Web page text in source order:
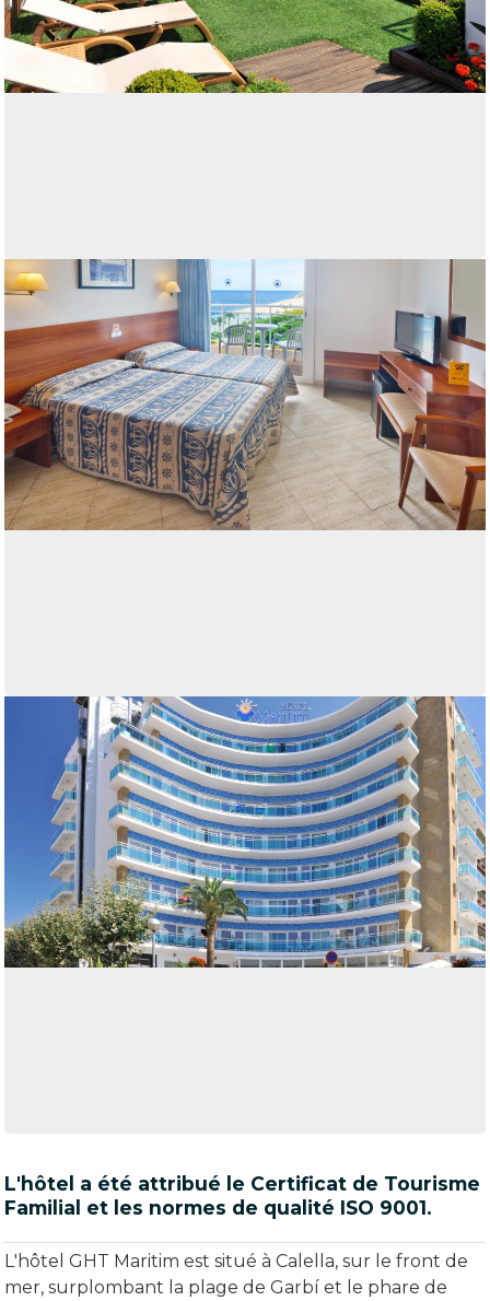
L'hôtel a été attribué le Certificat de Tourisme
Familial et les normes de qualité ISO 9001.
L'hôtel GHT Maritim est situé à Calella, sur le front de
mer, surplombant la plage de Garbí et le phare de